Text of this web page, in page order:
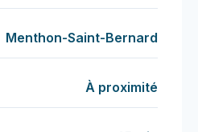
Menthon-Saint-Bernard
À proximité